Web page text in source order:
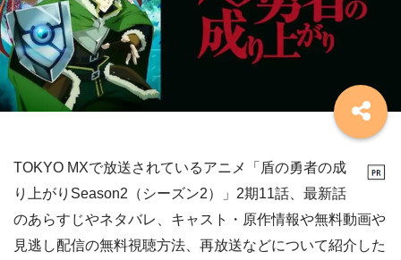
TOKYO MXで放送されているアニメ「盾の勇者の成
り上がりSeason2（シーズン2）」2期11話、最新話
のあらすじやネタバレ、キャスト・原作情報や無料動画や
見逃し配信の無料視聴方法、再放送などについて紹介した